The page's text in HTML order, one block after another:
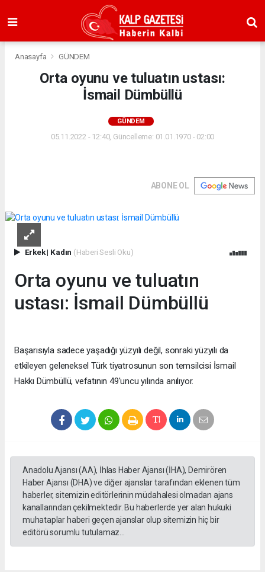
Anasayfa GÜNDEM
Orta oyunu ve tuluatın ustası:
İsmail Dümbüllü
GÜNDEM
05.11.2022 - 12:40, Güncelleme: 01.01.1970 - 02:00
ABONE OL
Erkek| Kadın (Haberi Sesli Oku)
Orta oyunu ve tuluatın
ustası: İsmail Dümbüllü
Başarısıyla sadece yaşadığı yüzyılı değil, sonraki yüzyılı da
etkileyen geleneksel Türk tiyatrosunun son temsilcisi İsmail
Hakkı Dümbüllü, vefatının 49'uncu yılında anılıyor.
Anadolu Ajansı (AA), İhlas Haber Ajansı (İHA), Demirören
Haber Ajansı (DHA) ve diğer ajanslar tarafından eklenen tüm
haberler, sitemizin editörlerinin müdahalesi olmadan ajans
kanallarından çekilmektedir. Bu haberlerde yer alan hukuki
muhataplar haberi geçen ajanslar olup sitemizin hiç bir
editörü sorumlu tutulamaz...